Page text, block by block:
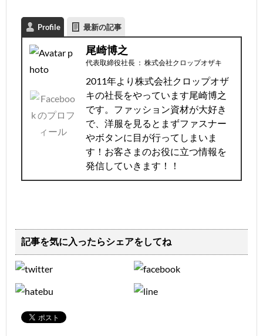
Profile 最新の記事
尾崎博之
代表取締役社長 ： 株式会社クロップオザキ
2011年より株式会社クロップオザ
キの社長をやっています尾崎博之
です。ファッション資材が大好き
で、洋服を見るとまずファスナー
やボタンに目が行ってしまいま
す！お客さまのお役に立つ情報を
発信していきます！！
記事を気に入ったらシェアをしてね